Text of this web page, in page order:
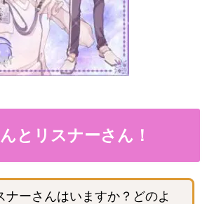
とリスナーさん！
ナーさんはいますか？どのよ